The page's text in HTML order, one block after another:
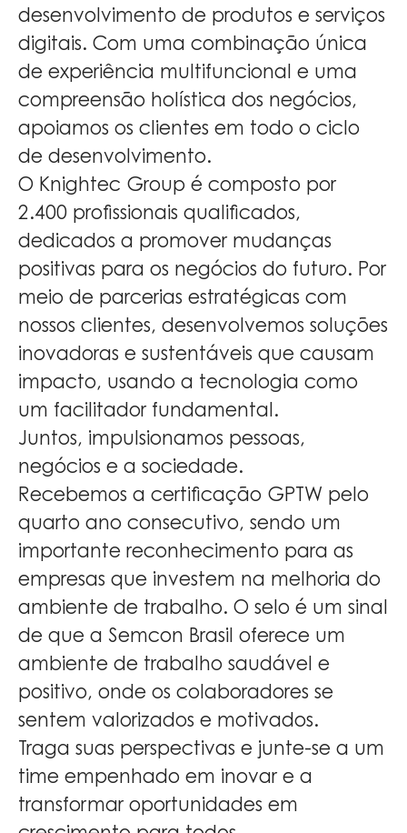
desenvolvimento de produtos e serviços
digitais. Com uma combinação única
de experiência multifuncional e uma
compreensão holística dos negócios,
apoiamos os clientes em todo o ciclo
de desenvolvimento.
O Knightec Group é composto por
2.400 profissionais qualificados,
dedicados a promover mudanças
positivas para os negócios do futuro. Por
meio de parcerias estratégicas com
nossos clientes, desenvolvemos soluções
inovadoras e sustentáveis que causam
impacto, usando a tecnologia como
um facilitador fundamental.
Juntos, impulsionamos pessoas,
negócios e a sociedade.
Recebemos a certificação GPTW pelo
quarto ano consecutivo, sendo um
importante reconhecimento para as
empresas que investem na melhoria do
ambiente de trabalho. O selo é um sinal
de que a Semcon Brasil oferece um
ambiente de trabalho saudável e
positivo, onde os colaboradores se
sentem valorizados e motivados.
Traga suas perspectivas e junte-se a um
time empenhado em inovar e a
transformar oportunidades em